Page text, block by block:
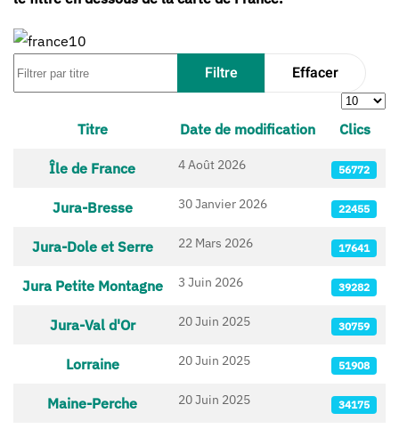
Filtrer par titre Filtre Effacer
Afficher
Articles
Titre Date de modification Clics
Île de France 4 Août 2026 56772
Jura-Bresse 30 Janvier 2026 22455
Jura-Dole et Serre 22 Mars 2026 17641
Jura Petite Montagne 3 Juin 2026 39282
Jura-Val d'Or 20 Juin 2025 30759
Lorraine 20 Juin 2025 51908
Maine-Perche 20 Juin 2025 34175